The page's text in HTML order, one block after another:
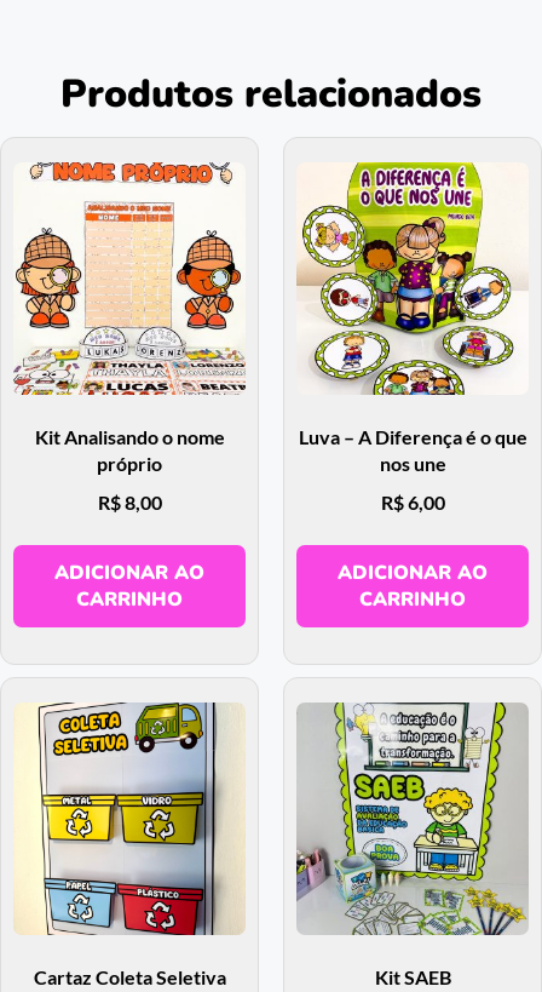
Produtos relacionados
Kit Analisando o nome
próprio
R$8,00
ADICIONAR AO
CARRINHO
Luva – A Diferença é o que
nos une
R$6,00
ADICIONAR AO
CARRINHO
Cartaz Coleta Seletiva
Kit SAEB